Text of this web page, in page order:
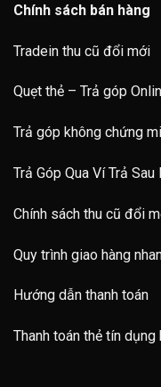
Chính sách bán hàng
Tradein thu cũ đổi mới
Quẹt thẻ – Trả góp
Trả góp không chứng
Trả Góp Qua Ví Trả
Chính sách thu cũ đổi
Quy trình giao hàng
Hướng dẫn thanh toán
Thanh toán thẻ tín dụng